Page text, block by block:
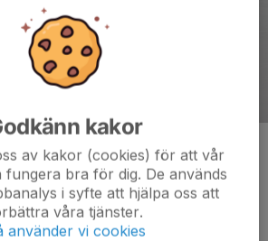
kakor
av kakor (cookies) för att vår
fungera bra för dig. De används
i syfte att hjälpa oss att
våra tjänster.
använder vi cookies